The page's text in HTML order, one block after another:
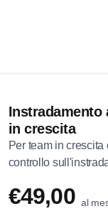
Instradamento
in crescita
Per team in
controllo
€49,00 al